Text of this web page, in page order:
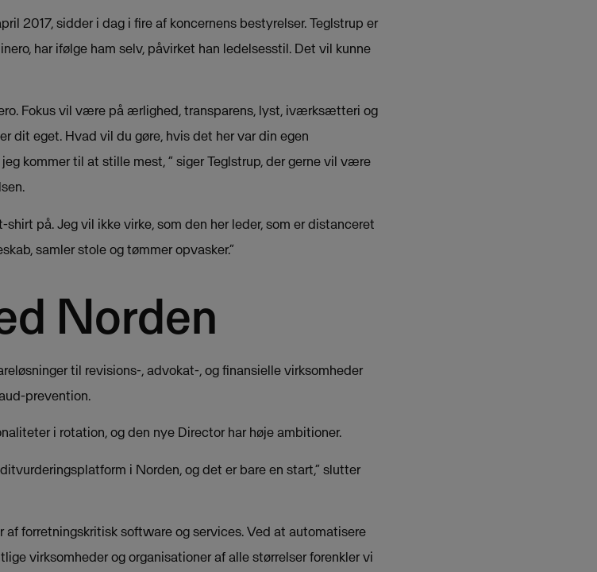
2017, sidder i dag i fire af koncernens bestyrelser. Teglstrup er
har ifølge ham selv, påvirket han ledelsesstil. Det vil kunne
Fokus vil være på ærlighed, transparens, lyst, iværksætteri og
dit eget. Hvad vil du gøre, hvis det her var din egen
kommer til at stille mest, ” siger Teglstrup, der gerne vil være
på. Jeg vil ikke virke, som den her leder, som er distanceret
samler stole og tømmer opvasker.”
Norden
til revisions-, advokat-, og finansielle virksomheder
prevention.
i rotation, og den nye Director har høje ambitioner.
i Norden, og det er bare en start,” slutter
af forretningskritisk software og services. Ved at automatisere
virksomheder og organisationer af alle størrelser forenkler vi